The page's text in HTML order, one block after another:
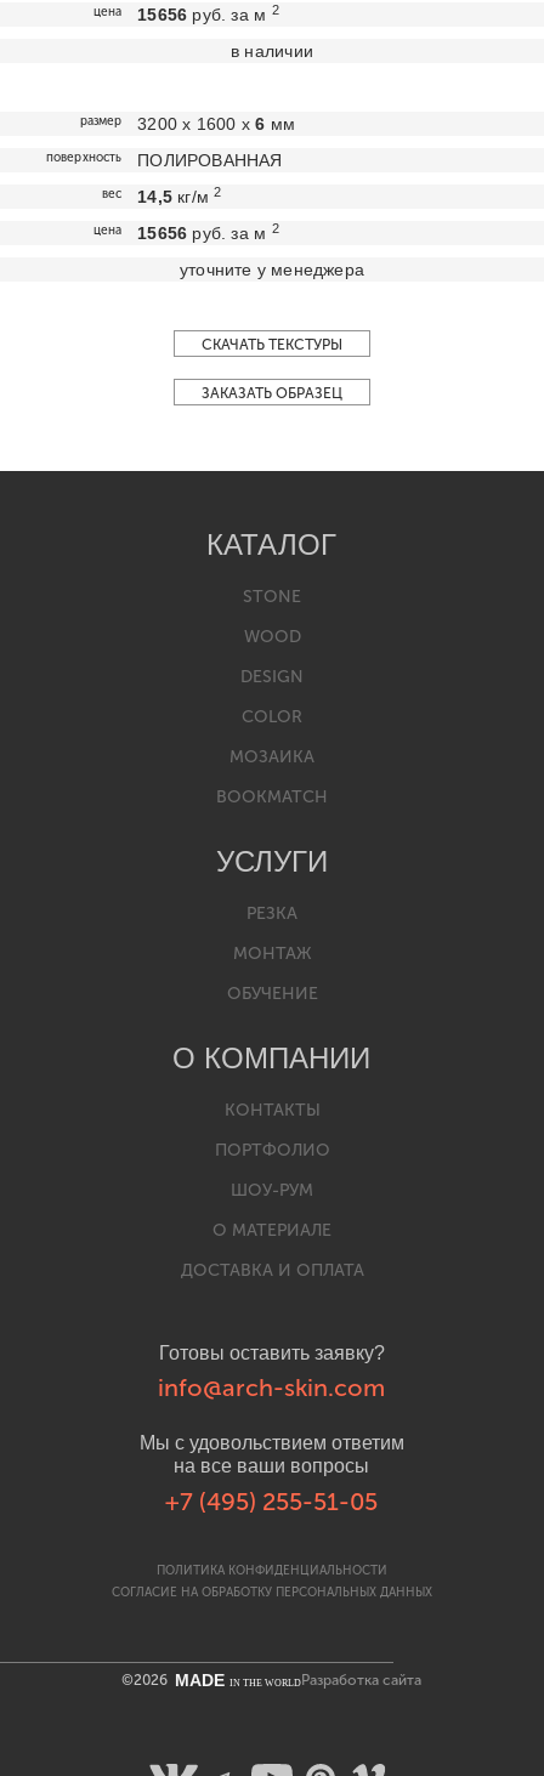
цена 15656 руб. за м 2
в наличии
размер 3200 х 1600 х6 мм
поверхность ПОЛИРОВАННАЯ
вес 14,5 кг/м2
цена 15656 руб. за м 2
уточните у менеджера
СКАЧАТЬ ТЕКСТУРЫ
ЗАКАЗАТЬ ОБРАЗЕЦ
Готовы оставить заявку?
info@arch-skin.com
Мы с удовольствием ответим
на все ваши вопросы
+7 (495) 255-51-05
ПОЛИТИКА КОНФИДЕНЦИАЛЬНОСТИ
СОГЛАСИЕ НА ОБРАБОТКУ ПЕРСОНАЛЬНЫХ ДАННЫХ
КАТАЛОГ
STONE
WOOD
DESIGN
COLOR
МОЗАИКА
BOOKMATCH
УСЛУГИ
РЕЗКА
МОНТАЖ
ОБУЧЕНИЕ
О КОМПАНИИ
КОНТАКТЫ
ПОРТФОЛИО
ШОУ-РУМ
О МАТЕРИАЛЕ
ДОСТАВКА И ОПЛАТА
©2026 MADEIN THE WORLD Разработка сайта